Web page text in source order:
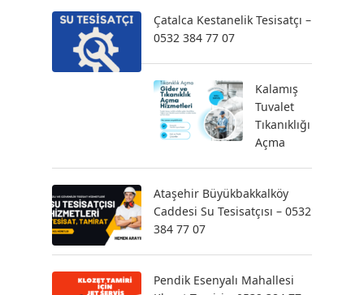
Çatalca Kestanelik Tesisatçı –
0532 384 77 07
Kalamış
Tuvalet
Tıkanıklığı
Açma
Ataşehir Büyükbakkalköy
Caddesi Su Tesisatçısı – 0532
384 77 07
Pendik Esenyalı Mahallesi